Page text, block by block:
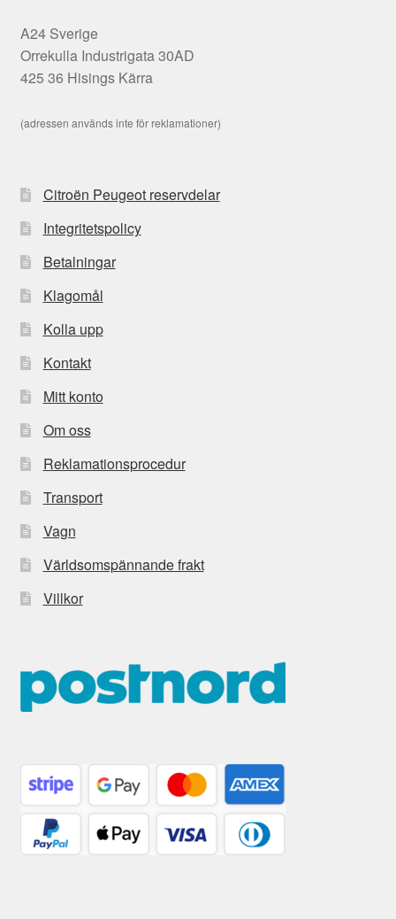
A24 Sverige
Orrekulla Industrigata 30AD
425 36 Hisings Kärra
(adressen används inte för reklamationer)
Citroën Peugeot reservdelar
Integritetspolicy
Betalningar
Klagomål
Kolla upp
Kontakt
Mitt konto
Om oss
Reklamationsprocedur
Transport
Vagn
Världsomspännande frakt
Villkor